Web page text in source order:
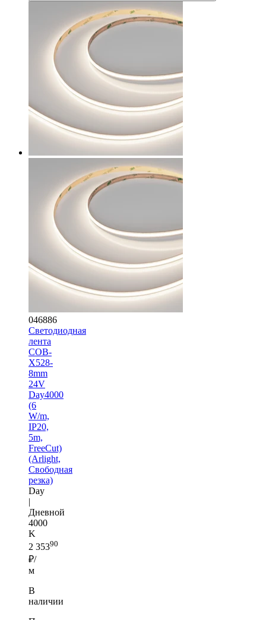
046886
Светодиодная
лента
COB-
X528-
8mm
24V
Day4000
(6
W/m,
IP20,
5m,
FreeCut)
(Arlight,
Свободная
резка)
Day
|
Дневной
4000
K
2 35390
₽/
м
В
наличии